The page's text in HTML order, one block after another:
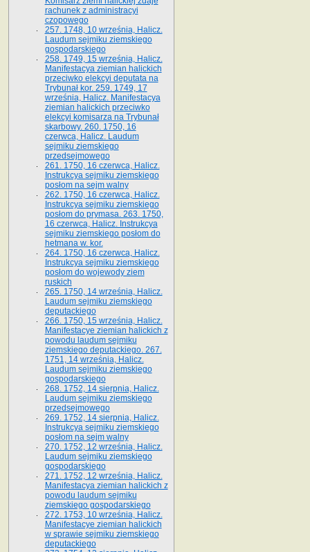
rachunek z administracyi
czopowego
257. 1748, 10 września, Halicz.
Laudum sejmiku ziemskiego
gospodarskiego
258. 1749, 15 września, Halicz.
Manifestacya ziemian halickich
przeciwko elekcyi deputata na
Trybunał kor. 259. 1749, 17
września, Halicz. Manifestacya
ziemian halickich przeciwko
elekcyi komisarza na Trybunał
skarbowy. 260. 1750, 16
czerwca, Halicz. Laudum
sejmiku ziemskiego
przedsejmowego
261. 1750, 16 czerwca, Halicz.
Instrukcya sejmiku ziemskiego
posłom na sejm walny
262. 1750, 16 czerwca, Halicz.
Instrukcya sejmiku ziemskiego
posłom do prymasa. 263. 1750,
16 czerwca, Halicz. Instrukcya
sejmiku ziemskiego posłom do
hetmana w. kor.
264. 1750, 16 czerwca, Halicz.
Instrukcya sejmiku ziemskiego
posłom do wojewody ziem
ruskich
265. 1750, 14 września, Halicz.
Laudum sejmiku ziemskiego
deputackiego
266. 1750, 15 września, Halicz.
Manifestacye ziemian halickich z
powodu laudum sejmiku
ziemskiego deputackiego. 267.
1751, 14 września, Halicz.
Laudum sejmiku ziemskiego
gospodarskiego
268. 1752, 14 sierpnia, Halicz.
Laudum sejmiku ziemskiego
przedsejmowego
269. 1752, 14 sierpnia, Halicz.
Instrukcya sejmiku ziemskiego
posłom na sejm walny
270. 1752, 12 września, Halicz.
Laudum sejmiku ziemskiego
gospodarskiego
271. 1752, 12 września, Halicz.
Manifestacya ziemian halickich z
powodu laudum sejmiku
ziemskiego gospodarskiego
272. 1753, 10 września, Halicz.
Manifestacye ziemian halickich
w sprawie sejmiku ziemskiego
deputackiego